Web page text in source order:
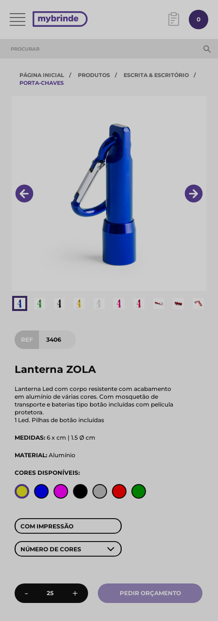
0
PÁGINA INICIAL PRODUTOS
ESCRITA & ESCRITÓRIO
PORTA-CHAVES
REF 3406
Lanterna ZOLA
Lanterna Led com corpo resistente com acabamento
em alumínio de várias cores. Com mosquetão de
transporte e baterias tipo botão incluídas com película
protetora.
1 Led. Pilhas de botão incluídas
MEDIDAS: 6 x cm | 1.5 Ø cm
MATERIAL: Alumínio
CORES DISPONÍVEIS:
COM IMPRESSÃO
NÚMERO DE CORES
- + PEDIR ORÇAMENTO